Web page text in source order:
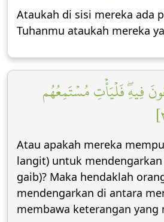
Ataukah di sisi mereka ada
Tuhanmu ataukah mereka
فِيهِۖ فَلۡيَأۡتِ مُسۡتَمِعُهُم
Atau apakah mereka
langit) untuk
gaib)? Maka hendaklah
mendengarkan di antara
membawa keterangan yang